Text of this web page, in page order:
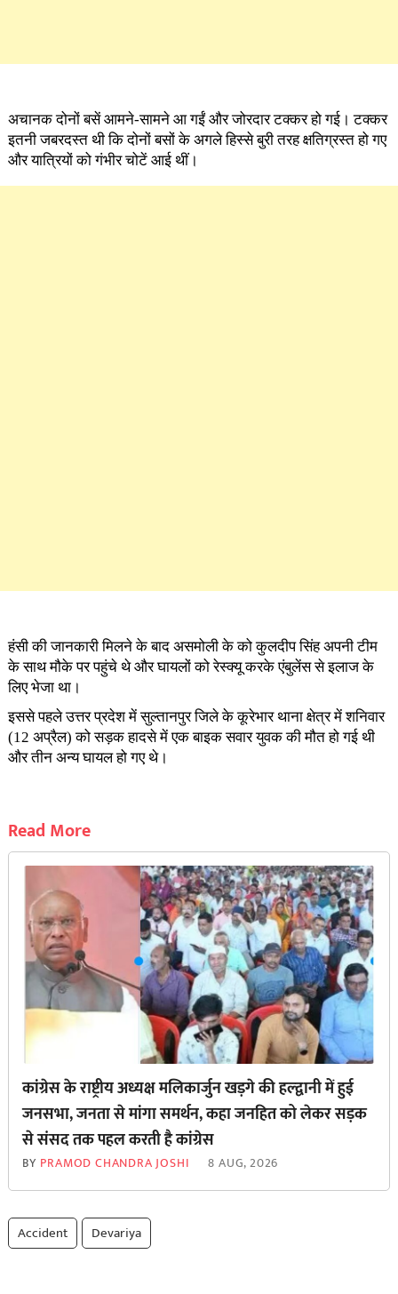
अचानक दोनों बसें आमने-सामने आ गईं और जोरदार टक्कर हो गई। टक्कर
इतनी जबरदस्त थी कि दोनों बसों के अगले हिस्से बुरी तरह क्षतिग्रस्त हो गए
और यात्रियों को गंभीर चोटें आई थीं।
हंसी की जानकारी मिलने के बाद असमोली के को कुलदीप सिंह अपनी टीम
के साथ मौके पर पहुंचे थे और घायलों को रेस्क्यू करके एंबुलेंस से इलाज के
लिए भेजा था।
इससे पहले उत्तर प्रदेश में सुल्तानपुर जिले के कूरेभार थाना क्षेत्र में शनिवार
(12 अप्रैल) को सड़क हादसे में एक बाइक सवार युवक की मौत हो गई थी
और तीन अन्य घायल हो गए थे।
Read More
कांग्रेस के राष्ट्रीय अध्यक्ष मलिकार्जुन खड़गे की हल्द्वानी में हुई
जनसभा, जनता से मांगा समर्थन, कहा जनहित को लेकर सड़क
से ‌संसद तक पहल करती है कांग्रेस
BY PRAMOD CHANDRA JOSHI 8 AUG, 2026
Accident Devariya